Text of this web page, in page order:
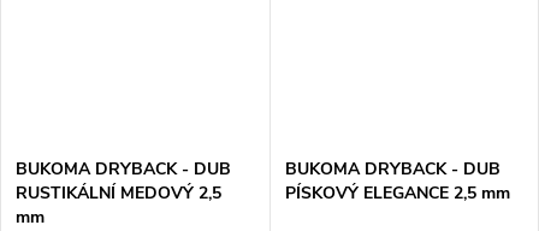
BUKOMA DRYBACK - DUB
RUSTIKÁLNÍ MEDOVÝ 2,5
mm
BUKOMA DRYBACK - DUB
PÍSKOVÝ ELEGANCE 2,5 mm